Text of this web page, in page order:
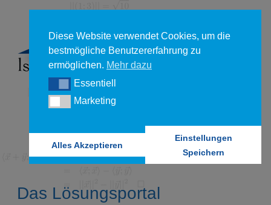
Das Lösungsportal
Diese Website verwendet Cookies, um die
bestmögliche Benutzererfahrung zu
ermöglichen. Mehr dazu
EssentiellEssentiell
MarketingMarketing
Alles Akzeptieren
Einstellungen
Speichern